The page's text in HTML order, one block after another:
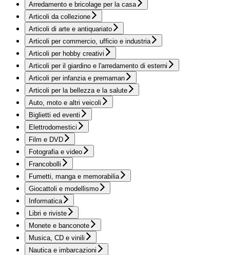
Arredamento e bricolage per la casa
Articoli da collezione
Articoli di arte e antiquariato
Articoli per commercio, ufficio e industria
Articoli per hobby creativi
Articoli per il giardino e l'arredamento di esterni
Articoli per infanzia e premaman
Articoli per la bellezza e la salute
Auto, moto e altri veicoli
Biglietti ed eventi
Elettrodomestici
Film e DVD
Fotografia e video
Francobolli
Fumetti, manga e memorabilia
Giocattoli e modellismo
Informatica
Libri e riviste
Monete e banconote
Musica, CD e vinili
Nautica e imbarcazioni